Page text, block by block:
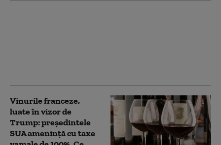
Vinurile franceze,
luate în vizor de
Trump: președintele
SUA amenință cu taxe